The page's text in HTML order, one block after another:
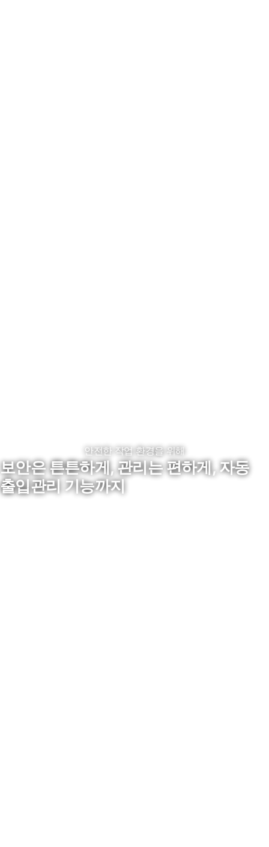
안전한 작업 환경을 위해
보안은 튼튼하게, 관리는 편하게, 자동
출입관리 기능까지
근태부터 건강상태까지 실시간으로 정보를 확인 할 수 있는
나만의 헬스케어 솔루션